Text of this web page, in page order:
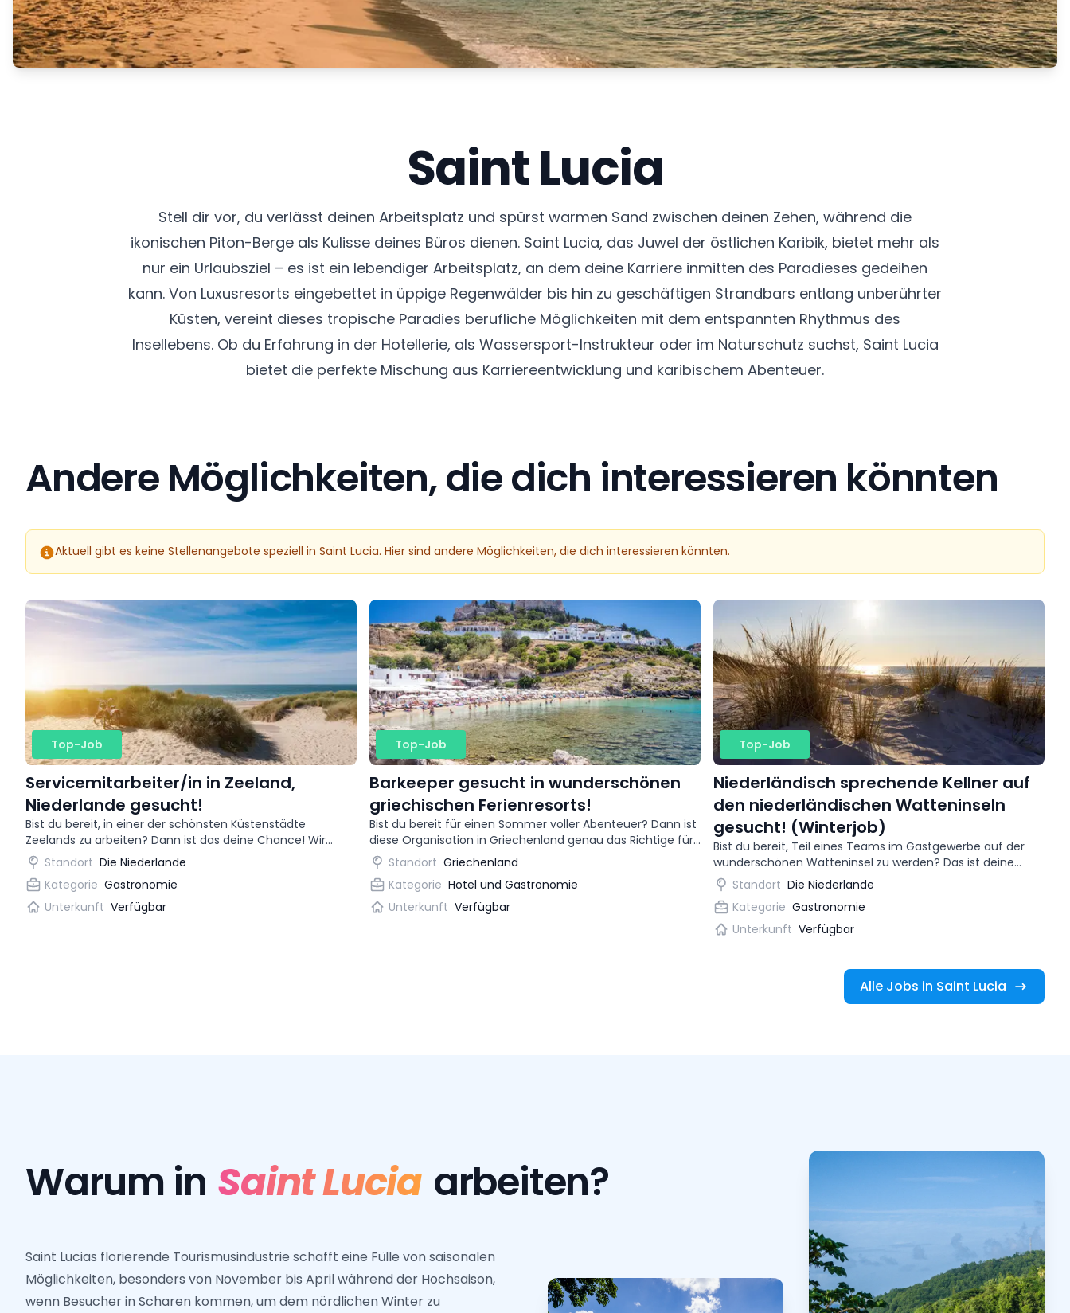
Saint Lucia
Stell dir vor, du verlässt deinen Arbeitsplatz und spürst warmen Sand zwischen deinen Zehen, während die
ikonischen Piton-Berge als Kulisse deines Büros dienen. Saint Lucia, das Juwel der östlichen Karibik, bietet mehr als
nur ein Urlaubsziel – es ist ein lebendiger Arbeitsplatz, an dem deine Karriere inmitten des Paradieses gedeihen
kann. Von Luxusresorts eingebettet in üppige Regenwälder bis hin zu geschäftigen Strandbars entlang unberührter
Küsten, vereint dieses tropische Paradies berufliche Möglichkeiten mit dem entspannten Rhythmus des
Insellebens. Ob du Erfahrung in der Hotellerie, als Wassersport-Instrukteur oder im Naturschutz suchst, Saint Lucia
bietet die perfekte Mischung aus Karriereentwicklung und karibischem Abenteuer.
Andere Möglichkeiten, die dich interessieren könnten
Aktuell gibt es keine Stellenangebote speziell in Saint Lucia. Hier sind andere Möglichkeiten, die dich interessieren könnten.
Top-Job
Servicemitarbeiter/in in Zeeland,
Niederlande gesucht!
Bist du bereit, in einer der schönsten Küstenstädte
Zeelands zu arbeiten? Dann ist das deine Chance! Wir
suchen eine begeisterte Kellnerin für ein trendiges
Restaurant.
Standort Die Niederlande
Kategorie Gastronomie
Unterkunft Verfügbar
Top-Job
Barkeeper gesucht in wunderschönen
griechischen Ferienresorts!
Bist du bereit für einen Sommer voller Abenteuer? Dann ist
diese Organisation in Griechenland genau das Richtige für
dich. Du kannst als Barkeeper in wunderschönen
Urlaubszielen arbeiten!
Standort Griechenland
Kategorie Hotel und Gastronomie
Unterkunft Verfügbar
Top-Job
Niederländisch sprechende Kellner auf
den niederländischen Watteninseln
gesucht! (Winterjob)
Bist du bereit, Teil eines Teams im Gastgewerbe auf der
wunderschönen Watteninsel zu werden? Das ist deine
Chance, Abenteuer mit dem Sammeln internationaler
Berufserfahrung zu verbinden.
Standort Die Niederlande
Kategorie Gastronomie
Unterkunft Verfügbar
Alle Jobs in Saint Lucia
Warum in Saint Lucia arbeiten?
Saint Lucias florierende Tourismusindustrie schafft eine Fülle von saisonalen
Möglichkeiten, besonders von November bis April während der Hochsaison,
wenn Besucher in Scharen kommen, um dem nördlichen Winter zu